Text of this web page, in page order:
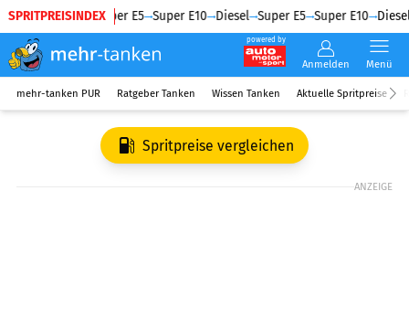
SPRITPREISINDEX
Diesel Super E5 Super E10 Diesel Super E5 Super E10 Diesel
powered by
Anmelden Menü
mehr-tanken PUR Ratgeber Tanken Wissen Tanken Aktuelle Spritpreise
Spritpreise vergleichen
ANZEIGE